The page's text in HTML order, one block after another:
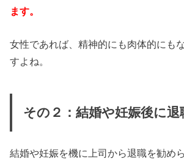
ます。
女性であれば、精神的にも肉体的にも
すよね。
その２：結婚や妊娠後に
結婚や妊娠を機に上司から退職を勧め